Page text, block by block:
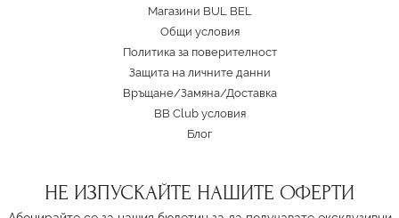
Магазини BUL BEL
Oбщи условия
Политика за поверителност
Защита на личните данни
Връщане/Замяна/Доставка
BB Club условия
Блог
НЕ ИЗПУСКАЙТЕ НАШИТЕ ОФЕРТИ